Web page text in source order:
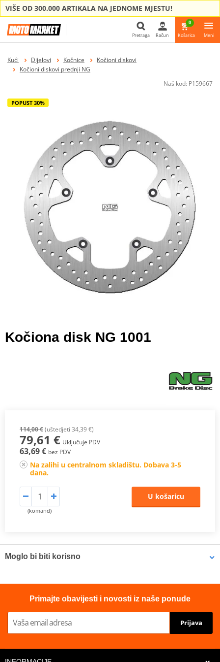
VIŠE OD 300.000 ARTIKALA NA JEDNOME MJESTU!
Pretraga Račun
0
Košarica Meni
Kući Dijelovi Kočnice
Kočioni diskovi
Kočioni diskovi prednji NG
Naš kod: P159667
POPUST 30%
Kočiona disk NG 1001
114,00 €(uštedjeti 34,39 €)
79,61 € Uključuje PDV
63,69 € bez PDV
Na zalihi u centralnom skladištu. Dobava 3-5
dana.
(komand)
U košaricu
Moglo bi biti korisno
ml (ideal for workshops)
Primajte obavijesti i novosti iz naše ponude
Prijava